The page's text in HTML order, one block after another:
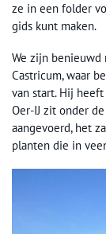
ze in een folder
gids kunt maken.
We zijn benieuwd
Castricum, waar
van start. Hij
Oer-IJ zit onder
aangevoerd, het
planten die in